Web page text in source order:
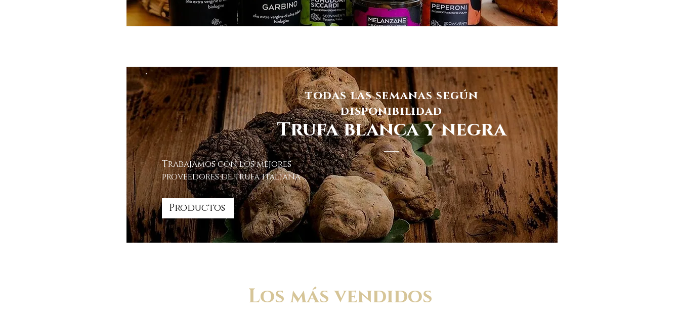
todas las semanas según
disponibilidad
Trufa blanca y negra
Trabajamos con los mejores
proveedores de trufa italiana
Productos
Los más vendidos